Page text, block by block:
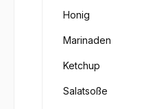
Honig
Marinaden
Ketchup
Salatsoße